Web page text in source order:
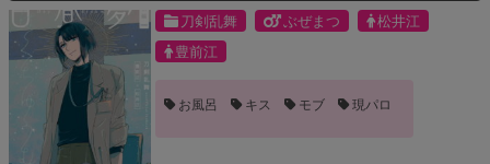
刀剣乱舞 ぶぜまつ
松井江
豊前江
お風呂 キス モブ 現パロ